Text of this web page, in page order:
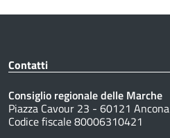
Contatti
Consiglio regionale delle Marche
Piazza Cavour 23 - 60121 Ancona
Codice fiscale 80006310421